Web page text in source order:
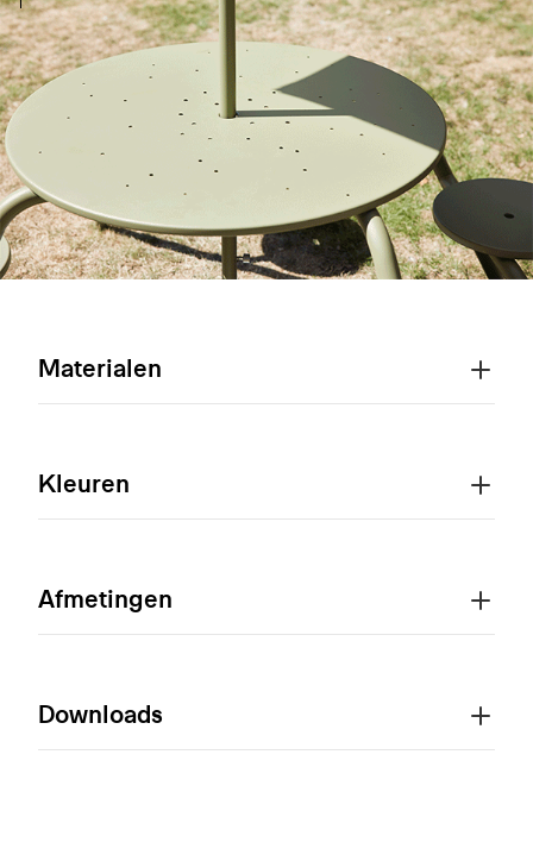
Materialen
Kleuren
Afmetingen
Downloads